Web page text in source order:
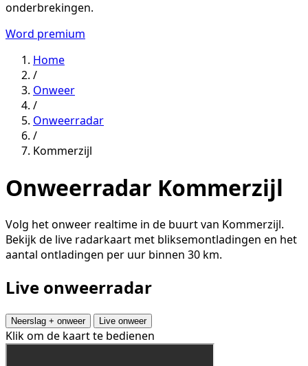
onderbrekingen.
Word premium
Home
/
Onweer
/
Onweerradar
/
Kommerzijl
Onweerradar Kommerzijl
Volg het onweer realtime in de buurt van Kommerzijl.
Bekijk de live radarkaart met bliksemontladingen en het
aantal ontladingen per uur binnen 30 km.
Live onweerradar
Neerslag + onweer Live onweer
Klik om de kaart te bedienen